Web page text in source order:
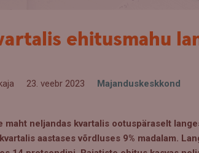
ehitusmahu
23. veebr 2023 Majanduskeskkond
neljandas kvartalis ootuspäraselt
aastases võrdluses 9% madalam.